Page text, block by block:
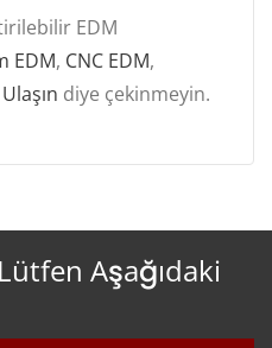
EDM
EDM, CNC EDM,
diye çekinmeyin.
Aşağıdaki